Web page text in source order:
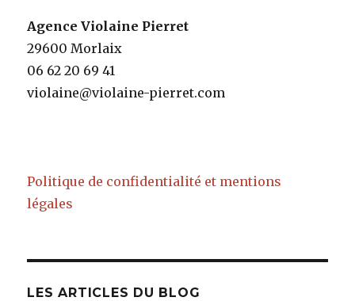
Agence Violaine Pierret
29600 Morlaix
06 62 20 69 41
violaine@violaine-pierret.com
Politique de confidentialité et mentions
légales
LES ARTICLES DU BLOG